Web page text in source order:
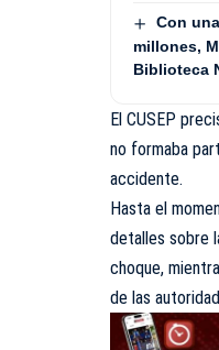
Con
millones,
Biblioteca
El CUSEP
no formaba
accidente.
Hasta el
detalles sobre
choque,
de las